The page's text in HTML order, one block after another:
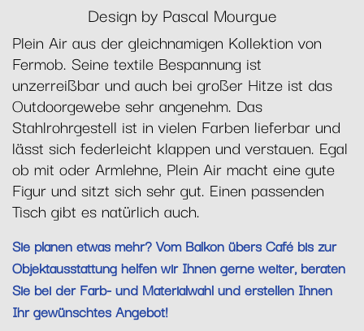
Design by Pascal Mourgue
Plein Air aus der gleichnamigen Kollektion von
Fermob. Seine textile Bespannung ist
unzerreißbar und auch bei großer Hitze ist das
Outdoorgewebe sehr angenehm. Das
Stahlrohrgestell ist in vielen Farben lieferbar und
lässt sich federleicht klappen und verstauen. Egal
ob mit oder Armlehne, Plein Air macht eine gute
Figur und sitzt sich sehr gut. Einen passenden
Tisch gibt es natürlich auch.
Sie planen etwas mehr? Vom Balkon übers Café bis zur
Objektausstattung helfen wir Ihnen gerne weiter, beraten
Sie bei der Farb- und Materialwahl und erstellen Ihnen
Ihr gewünschtes Angebot!